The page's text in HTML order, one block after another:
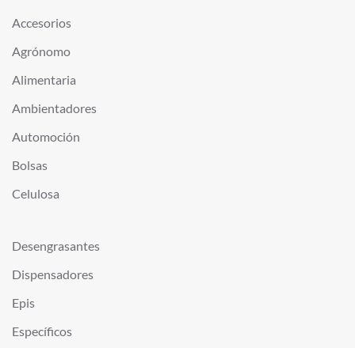
Accesorios
Agrónomo
Alimentaria
Ambientadores
Automoción
Bolsas
Celulosa
Desengrasantes
Dispensadores
Epis
Específicos